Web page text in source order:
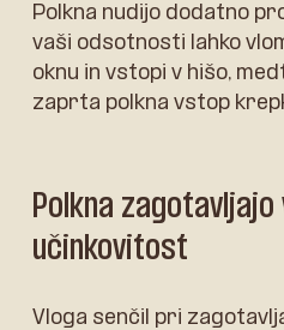
Polkna nudijo dodatno
vaši odsotnosti lahko
oknu in vstopi v hišo,
zaprta polkna vstop
Polkna
učinkovitost
Vloga senčil pri